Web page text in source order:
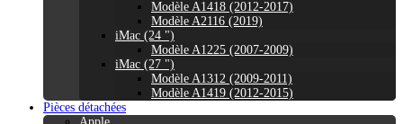
Modèle A1418 (2012-2017)
Modèle A2116 (2019)
iMac (24 ")
Modèle A1225 (2007-2009)
iMac (27 ")
Modèle A1312 (2009-2011)
Modèle A1419 (2012-2015)
Pièces détachées